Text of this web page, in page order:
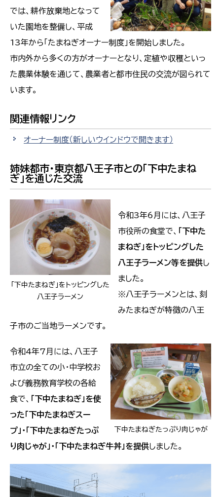
では、耕作放棄地となって
いた園地を整備し、平成
13年から「たまねぎオーナー制度」を開始しました。
市内外から多くの方がオーナーとなり、定植や収穫といっ
た農業体験を通じて、農業者と都市住民の交流が図られて
います。
関連情報リンク
オーナー制度（新しいウインドウで開きます）
姉妹都市・東京都八王子市との「下中たまね
ぎ」を通じた交流
「下中たまねぎ」をトッピングした
八王子ラーメン
令和3年6月には、八王子
市役所の食堂で、
「下中た
まねぎ」をトッピングした
八王子ラーメン等を提供し
ました。
※八王子ラーメンとは、刻
みたまねぎが特徴の八王
子市のご当地ラーメンです。
下中たまねぎたっぷり肉じゃが
令和4年7月には、八王子
市立の全ての小・中学校お
よび義務教育学校の各給
食で、
「下中たまねぎ」を使
った「下中たまねぎスー
プ」・「下中たまねぎたっぷ
り肉じゃが」・「下中たまねぎ牛丼」を提供しました。